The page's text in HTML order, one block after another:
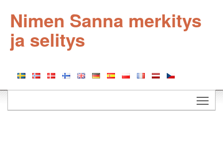
Nimen Sanna merkitys
ja selitys